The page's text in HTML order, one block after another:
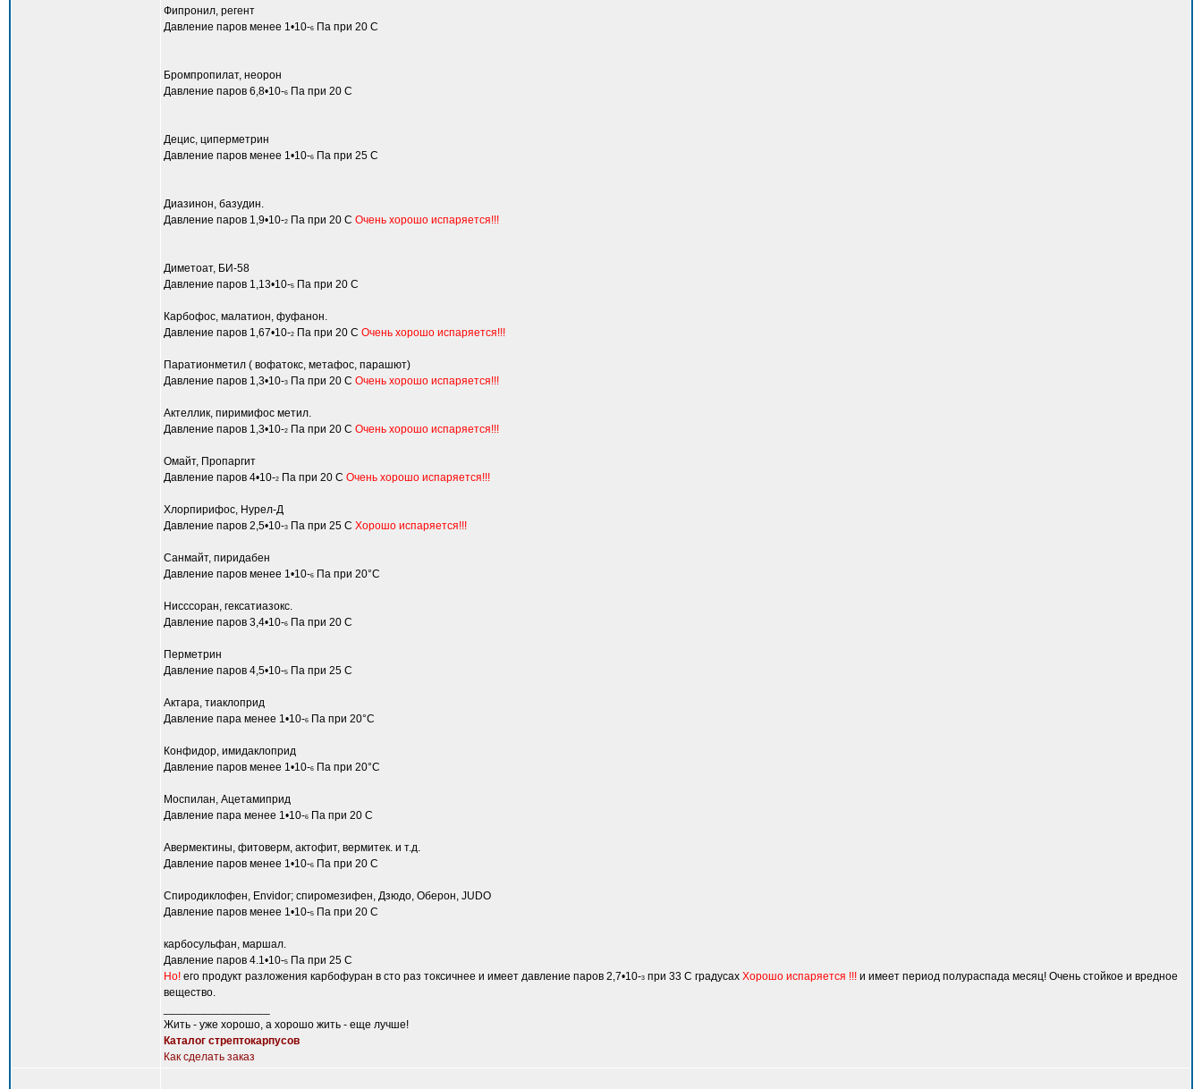
Фипронил, регент
Давление паров менее 1•10-6 Па при 20 С
Бромпропилат, неорон
Давление паров 6,8•10-6 Па при 20 С
Децис, циперметрин
Давление паров менее 1•10-6 Па при 25 С
Диазинон, базудин.
Давление паров 1,9•10-2 Па при 20 С Очень хорошо испаряется!!!
Диметоат, БИ-58
Давление паров 1,13•10-5 Па при 20 С
Карбофос, малатион, фуфанон.
Давление паров 1,67•10-2 Па при 20 С Очень хорошо испаряется!!!
Паратионметил ( вофатокс, метафос, парашют)
Давление паров 1,3•10-3 Па при 20 С Очень хорошо испаряется!!!
Актеллик, пиримифос метил.
Давление паров 1,3•10-2 Па при 20 С Очень хорошо испаряется!!!
Омайт, Пропаргит
Давление паров 4•10-2 Па при 20 С Очень хорошо испаряется!!!
Хлорпирифос, Нурел-Д
Давление паров 2,5•10-3 Па при 25 С Хорошо испаряется!!!
Санмайт, пиридабен
Давление паров менее 1•10-6 Па при 20°С
Нисссоран, гексатиазокс.
Давление паров 3,4•10-6 Па при 20 С
Перметрин
Давление паров 4,5•10-5 Па при 25 С
Актара, тиаклоприд
Давление пара менее 1•10-6 Па при 20°С
Конфидор, имидаклоприд
Давление паров менее 1•10-6 Па при 20°С
Моспилан, Ацетамиприд
Давление пара менее 1•10-6 Па при 20 С
Авермектины, фитоверм, актофит, вермитек. и т.д.
Давление паров менее 1•10-6 Па при 20 С
Спиродиклофен, Envidor; спиромезифен, Дзюдо, Оберон, JUDO
Давление паров менее 1•10-5 Па при 20 С
карбосульфан, маршал.
Давление паров 4.1•10-5
Па при 25 С
Но! его продукт разложения карбофуран в сто раз токсичнее и имеет давление паров 2,7•10-3 при 33 С градусах Хорошо испаряется !!! и имеет период полураспада месяц! Очень стойкое и вредное
вещество.
Жить - уже хорошо, а хорошо жить - еще лучше!
Каталог стрептокарпусов
Как сделать заказ